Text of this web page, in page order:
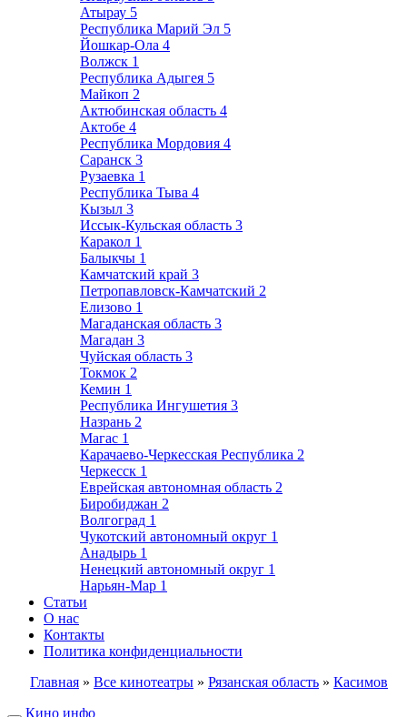
Атырау 5
Республика Марий Эл 5
Йошкар-Ола 4
Волжск 1
Республика Адыгея 5
Майкоп 2
Актюбинская область 4
Актобе 4
Республика Мордовия 4
Саранск 3
Рузаевка 1
Республика Тыва 4
Кызыл 3
Иссык-Кульская область 3
Каракол 1
Балыкчы 1
Камчатский край 3
Петропавловск-Камчатский 2
Елизово 1
Магаданская область 3
Магадан 3
Чуйская область 3
Токмок 2
Кемин 1
Республика Ингушетия 3
Назрань 2
Магас 1
Карачаево-Черкесская Республика 2
Черкесск 1
Еврейская автономная область 2
Биробиджан 2
Волгоград 1
Чукотский автономный округ 1
Анадырь 1
Ненецкий автономный округ 1
Нарьян-Мар 1
Статьи
О нас
Контакты
Политика конфиденциальности
Главная » Все кинотеатры » Рязанская область » Касимов
Кино инфо